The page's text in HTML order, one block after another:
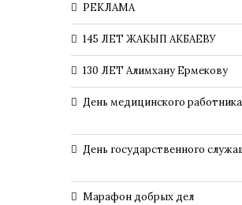
РЕКЛАМА
145 ЛЕТ ЖАКЫП АКБАЕВУ
130 ЛЕТ Алимхану Ермекову
День медицинского
День государственного
Марафон добрых дел